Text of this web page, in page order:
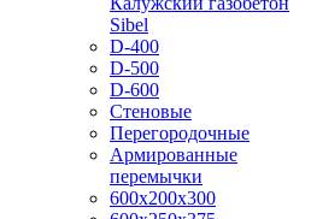
Sibel
D-400
D-500
D-600
Стеновые
Перегородочные
Армированные
перемычки
600х200х300